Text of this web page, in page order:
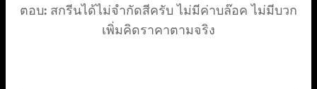
ตอบ: สกรีนได้ไม่จำกัดสีครับ ไม่มีค่าบล๊อค ไม่มีบวก
เพิ่มคิดราคาตามจริง